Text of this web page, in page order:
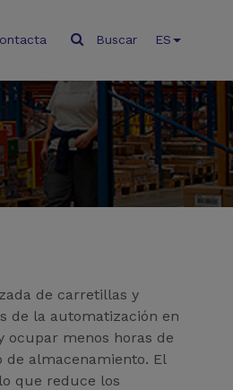
Buscar ES
de carretillas y
de la automatización en
ocupar menos horas de
de almacenamiento. El
que reduce los